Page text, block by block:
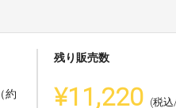
約
残り販売数
¥11,220 (税